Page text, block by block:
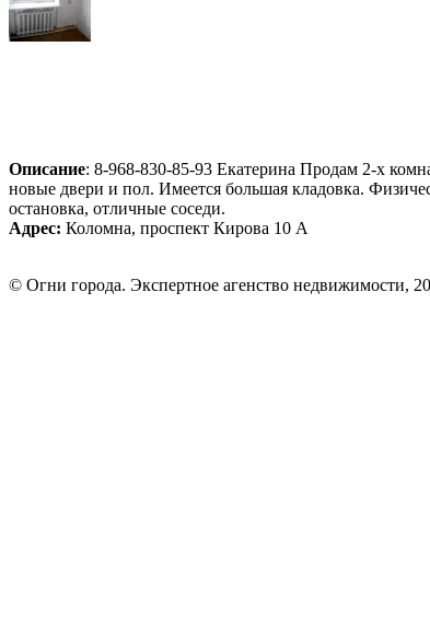
Описание: 8-968-830-85-93 Екатерина Продам 2-х
новые двери и пол. Имеется большая кладовка.
остановка, отличные соседи.
Адрес: Коломна, проспект Кирова 10 А
© Огни города. Экспертное агенство недвижимости,